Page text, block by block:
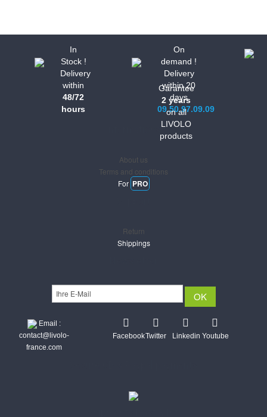
In
Stock !
Delivery
within
48/72
hours
On
demand !
Delivery
within 20
days
09.50.97.09.09
Garantee
2 years
on all
LIVOLO
products
About us
Terms and conditions
For PRO
Return
Shippings
Email :
contact@livolo-
france.com
FacebookTwitter Linkedin Youtube